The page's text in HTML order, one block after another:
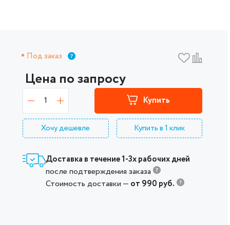
Под заказ
Цена по запросу
1 Купить
Хочу дешевле Купить в 1 клик
Доставка в течение 1-3х рабочих дней
после подтверждения заказа
Стоимость доставки — от 990 руб.